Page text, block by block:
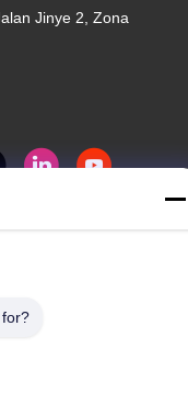
Jinye 2, Zona
. Seluruh hak cipta.